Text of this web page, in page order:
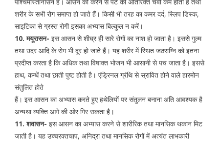
शरीर के सभी रोग समाप्त हो जाते हैं। किसी भी तरह का कमर दर्द, स्लिप डिस्क,
साइटिका से ग्रस्त रोगी इसका अभ्यास बिल्कुल न करें।
10. मयूरासन- इस आसन से शीघ्र ही सारे रोगों का नाश हो जाता है। इससे गुल्म
तथा उदर आदि के रोग भी दूर हो जाते हैं। यह शरीर में स्थित जठराग्नि को इतना
प्रदीप्त करता है कि अधिक तथा विषाक्त भोजन भी आसानी से पच जाता है। इससे
हाथ, कन्धें तथा छाती पुष्ट होती है। एंड्रिनल ग्रंथि से स्रावित होने वाले हारमोन
संतुलित होते
हैं। इस आसन का अभ्यास करते हुए हथेलियों पर संतुलन बनाना अति आवश्यक है
अन्यथा व्यक्ति आगे की ओर गिर सकता है।
11. शवासन- इस आसन का अभ्यास करने से शारीरिक तथा मानसिक थकान मिट
जाती है। यह उच्चरक्तचाप, अनिद्रा तथा मानसिक रोगों में अत्यंत लाभकारी